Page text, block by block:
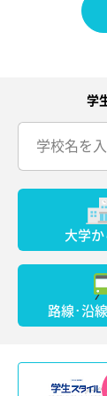
学
大学
路線･沿